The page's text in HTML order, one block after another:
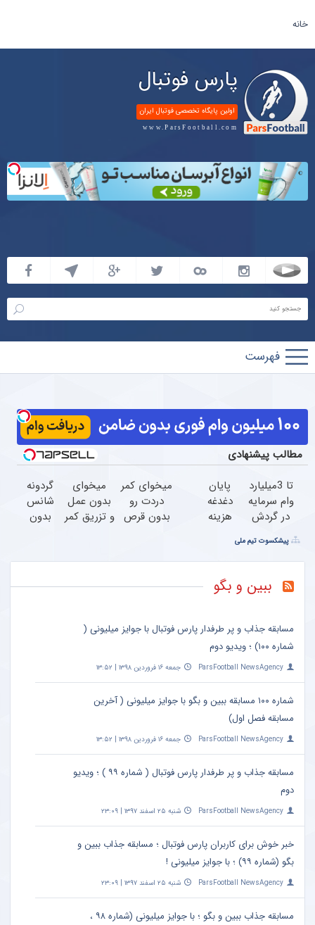
خانه
پارس فوتبال
اولین پایگاه تخصصی فوتبال ایران
www.ParsFootball.com
پارس
فوتبال
مطالب پیشنهادی
تا 3میلیارد
وام سرمایه
در گردش
=>
فروشگاهت
رو ثبت
کن
پایان
دغدغه
هزینه
پزشکی
با پک
سفید
خانگی
میخوای کمر
دردت رو
بدون قرص
(◂پرسش‌نامه
میخوای
بدون عمل
و تزریق کمر
◂پرسش‌نامه
گردونه
شانس
بدون
آیفون17
پیشکسوت تیم ملی
ببین و بگو
مسابقه جذاب و پر طرفدار پارس فوتبال با جوایز میلیونی (
شماره ۱۰۰) ؛ ویدیو دوم
ParsFootball NewsAgency جمعه ۱۶ فروردین ۱۳۹۸ | ۱۳:۵۲
شماره ۱۰۰ مسابقه ببین و بگو با جوایز میلیونی ( آخرین
مسابقه فصل اول)
ParsFootball NewsAgency جمعه ۱۶ فروردین ۱۳۹۸ | ۱۳:۵۲
مسابقه جذاب و پر طرفدار پارس فوتبال ( شماره ۹۹ ) ؛ ویدیو
دوم
ParsFootball NewsAgency شنبه ۲۵ اسفند ۱۳۹۷ | ۲۳:۰۹
خبر خوش برای کاربران پارس فوتبال ؛ مسابقه جذاب ببین و
بگو (شماره ۹۹) ؛ با جوایز میلیونی !
ParsFootball NewsAgency شنبه ۲۵ اسفند ۱۳۹۷ | ۲۳:۰۹
مسابقه جذاب ببین و بگو ؛ با جوایز میلیونی (شماره ۹۸ ،